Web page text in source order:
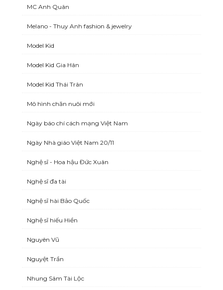
MC Anh Quân
Melano - Thuy Anh fashion & jewelry
Model Kid
Model Kid Gia Hân
Model Kid Thái Trân
Mô hình chăn nuôi mới
Ngày báo chí cách mạng Việt Nam
Ngày Nhà giáo Việt Nam 20/11
Nghệ sĩ - Hoa hậu Đức Xuân
Nghệ sĩ đa tài
Nghệ sĩ hài Bảo Quốc
Nghệ sĩ hiếu Hiền
Nguyên Vũ
Nguyệt Trần
Nhung Sâm Tài Lộc